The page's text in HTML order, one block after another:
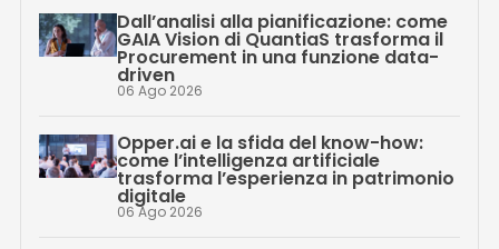
Dall’analisi alla pianificazione: come
GAIA Vision di QuantiaS trasforma il
Procurement in una funzione data-
driven
06 Ago 2026
Opper.ai e la sfida del know-how:
come l’intelligenza artificiale
trasforma l’esperienza in patrimonio
digitale
06 Ago 2026